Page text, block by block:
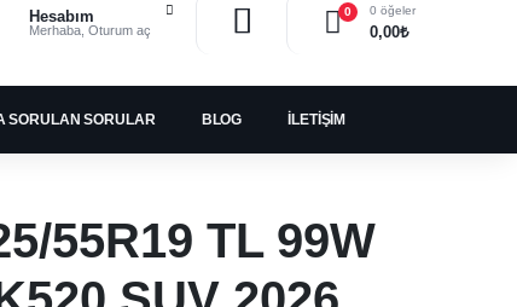
Hesabım
Merhaba, Oturum aç
0 0 öğeler
0,00₺
SORULAN SORULAR BLOG İLETIŞIM
55R19 TL 99W